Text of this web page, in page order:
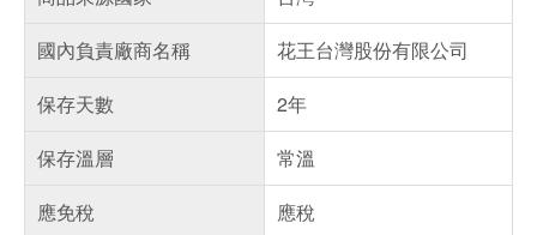
國內負責廠商名稱
花王台灣股份有限公司
保存天數
2年
保存溫層
常溫
應免稅
應稅